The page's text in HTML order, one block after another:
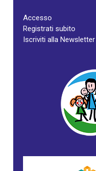
Accesso
Registrati subito
Iscriviti alla Newsletter